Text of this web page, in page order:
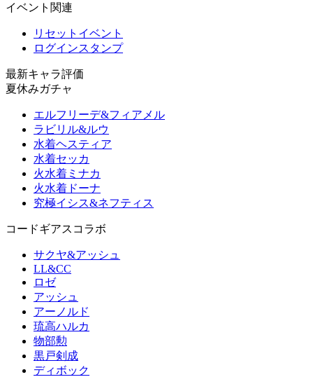
イベント関連
リセットイベント
ログインスタンプ
最新キャラ評価
夏休みガチャ
エルフリーデ&フィアメル
ラビリル&ルウ
水着ヘスティア
水着セッカ
火水着ミナカ
火水着ドーナ
究極イシス&ネフティス
コードギアスコラボ
サクヤ&アッシュ
LL&CC
ロゼ
アッシュ
アーノルド
琉高ハルカ
物部勲
黒戸剣成
ディボック